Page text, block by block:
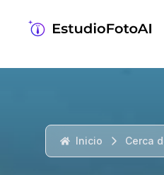
Inicio Cerca